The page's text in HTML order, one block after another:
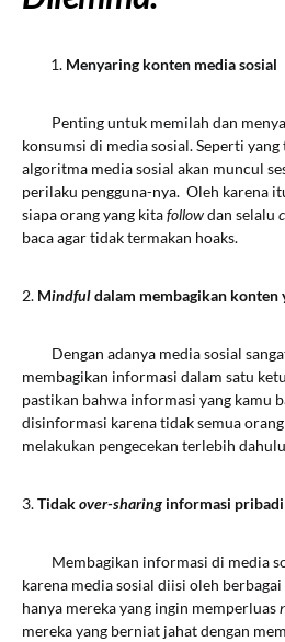
Menyaring konten media sosial
Penting untuk memilah dan
konsumsi di media sosial. Seperti
algoritma media sosial akan muncul
perilaku pengguna-nya. Oleh karena
siapa orang yang kitafollowdan selalu
baca agar tidak termakan hoaks.
2. Mindfuldalam membagikan konten
Dengan adanya media sosial
membagikan informasi dalam satu
pastikan bahwa informasi yang kamu
disinformasi karena tidak semua
melakukan pengecekan terlebih
3.Tidakover-sharing informasi pribadi
Membagikan informasi di media
karena media sosial diisi oleh
hanya mereka yang ingin memperluas
mereka yang berniat jahat dengan